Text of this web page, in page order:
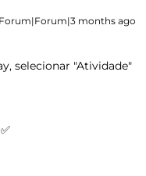
Forum|Forum|3 months ago
selecionar "Atividade"